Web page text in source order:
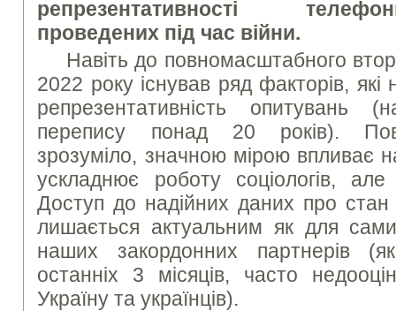
репрезентативності
проведених під час війни.
Навіть до повномасштабного
2022 року існував ряд факторів,
репрезентативність опитувань
перепису понад 20 років).
зрозуміло, значною мірою впливає
ускладнює роботу соціологів,
Доступ до надійних даних про стан
лишається актуальним як для
наших закордонних партнерів
останніх 3 місяців, часто
Україну та українців).